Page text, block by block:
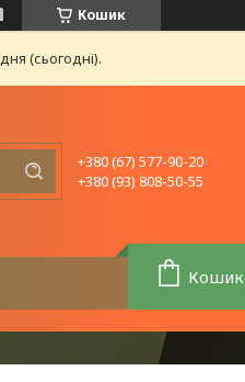
Кошик
(сьогодні).
+380 (67) 577-90-20
+380 (93) 808-50-55
Кошик